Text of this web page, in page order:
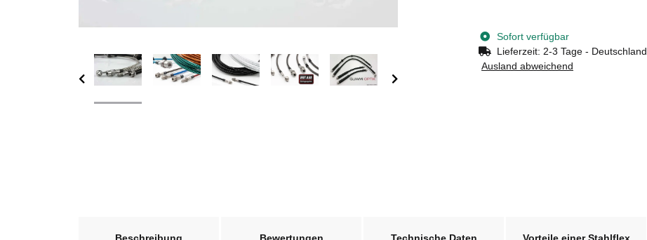
Sofort verfügbar
Lieferzeit: 2-3 Tage - Deutschland
Ausland abweichend